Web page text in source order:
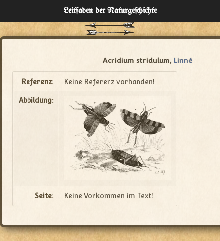
Leitfaden der Naturgeſchichte
Home
Über
Administration
Acridium stridulum, Linné
Referenz: Keine Referenz vorhanden!
Abbildung:
Seite: Keine Vorkommen im Text!